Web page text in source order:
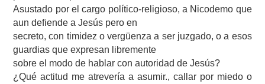
Asustado por el cargo político-religioso, a Nicodemo que
aun defiende a Jesús pero en
secreto, con timidez o vergüenza a ser juzgado, o a esos
guardias que expresan libremente
sobre el modo de hablar con autoridad de Jesús?
¿Qué actitud me atrevería a asumir., callar por miedo o